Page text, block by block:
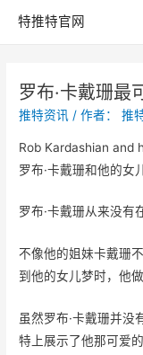
特推特官网
罗布·卡戴珊最
推特资讯 / 作者：推
Rob Kardashian and
罗布·卡戴珊和他的女
罗布·卡戴珊从来没有
不像他的姐妹卡戴珊
到他的女儿梦时，他
虽然罗布·卡戴珊并
特上展示了他那可爱